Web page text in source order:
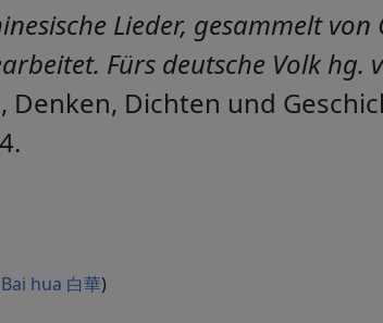
Lieder, gesammelt
Fürs deutsche Volk hg.
Denken, Dichten und
Bai hua 白華)